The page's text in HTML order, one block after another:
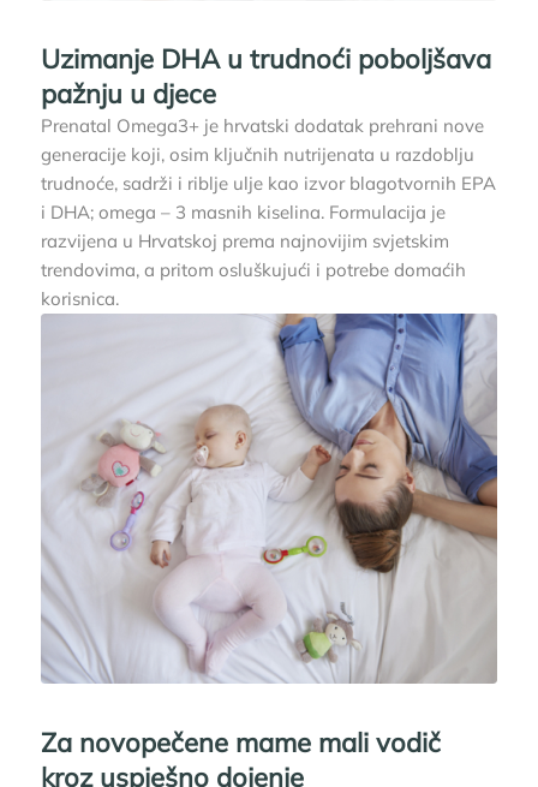
Uzimanje DHA u trudnoći poboljšava
pažnju u djece
Prenatal Omega3+ je hrvatski dodatak prehrani nove
generacije koji, osim ključnih nutrijenata u razdoblju
trudnoće, sadrži i riblje ulje kao izvor blagotvornih EPA
i DHA; omega – 3 masnih kiselina. Formulacija je
razvijena u Hrvatskoj prema najnovijim svjetskim
trendovima, a pritom osluškujući i potrebe domaćih
korisnica.
Za novopečene mame mali vodič
kroz uspješno dojenje